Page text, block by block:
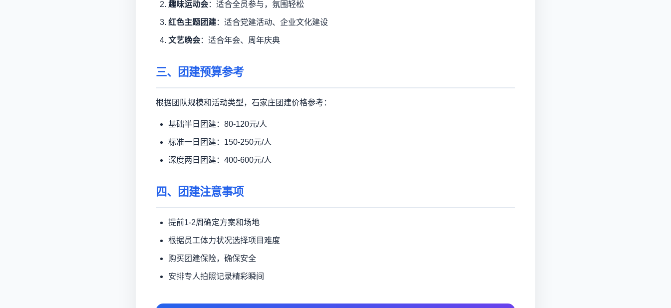
趣味运动会：适合全员参与，氛围轻松
红色主题团建：适合党建活动、企业文化建设
文艺晚会：适合年会、周年庆典
三、团建预算参考
根据团队规模和活动类型，石家庄团建价格参考：
基础半日团建：80-120元/人
标准一日团建：150-250元/人
深度两日团建：400-600元/人
四、团建注意事项
提前1-2周确定方案和场地
根据员工体力状况选择项目难度
购买团建保险，确保安全
安排专人拍照记录精彩瞬间